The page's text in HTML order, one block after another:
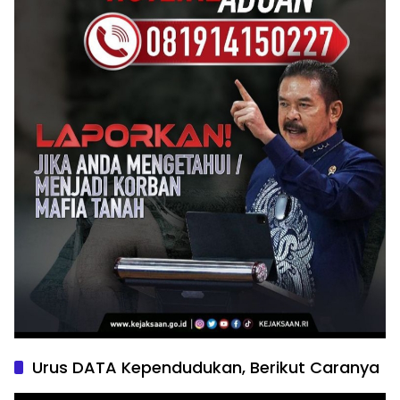
Urus DATA Kependudukan, Berikut Caranya